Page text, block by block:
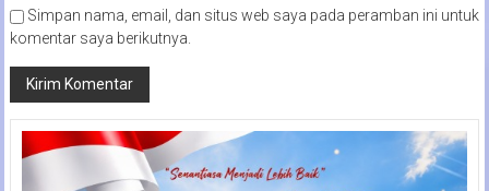
Simpan nama, email, dan situs web saya pada peramban ini untuk
komentar saya berikutnya.